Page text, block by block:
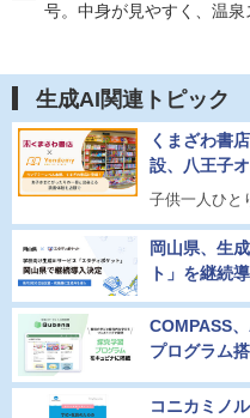
号。中身が見やすく、温泉
生成AI関連トピック
くまざわ書
設、八王子
子供一人ひと
岡山県、生
ト」を継続
COMPASS
プログラム
コニカミノ